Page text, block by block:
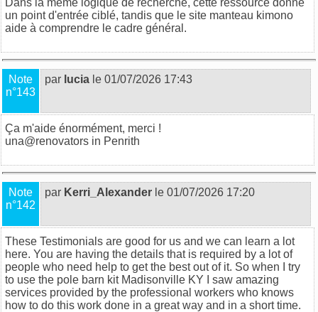
un point d'entrée ciblé, tandis que le site manteau kimono
aide à comprendre le cadre général.
Note
n°143
par lucia le 01/07/2026 17:43
Ça m'aide énormément, merci !
una@renovators in Penrith
Note
n°142
par Kerri_Alexander le 01/07/2026 17:20
These Testimonials are good for us and we can learn a lot
here. You are having the details that is required by a lot of
people who need help to get the best out of it. So when I try
to use the pole barn kit Madisonville KY I saw amazing
services provided by the professional workers who knows
how to do this work done in a great way and in a short time.